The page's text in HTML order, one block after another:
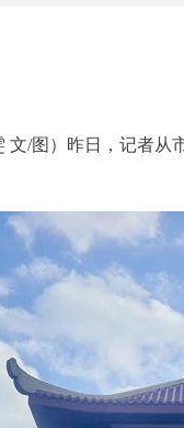
/图）昨日，记者